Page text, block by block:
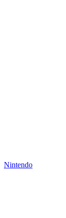
Nintendo